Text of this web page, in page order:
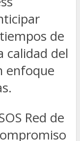
de
calidad del
enfoque
Red de